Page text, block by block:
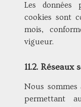
Les données
cookies sont
mois,
vigueur.
11.2. Réseaux
Nous sommes
permettant